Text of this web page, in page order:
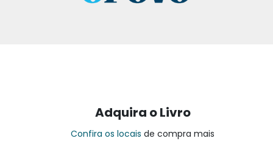
Adquira o Livro
Confira os locais de compra mais